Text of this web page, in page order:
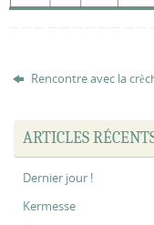
Rencontre avec la
ARTICLES
Dernier jour !
Kermesse